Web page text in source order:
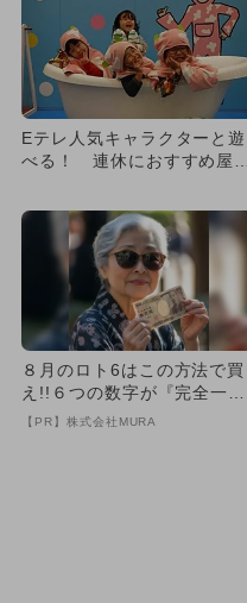
Eテレ人気キャラクターと遊
べる！ 連休におすすめ屋内
８月のロト6はこの方法で買
え!!６つの数字が『完全一
致』する方法
【PR】株式会社MURA